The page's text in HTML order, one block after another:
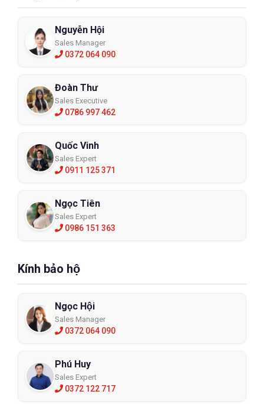
Nguyễn Hội
Sales Manager
0372 064 090
Đoàn Thư
Sales Executive
0786 997 462
Quốc Vinh
Sales Expert
0911 125 371
Ngọc Tiên
Sales Expert
0986 151 363
Kính bảo hộ
Ngọc Hội
Sales Manager
0372 064 090
Phú Huy
Sales Expert
0372 122 717